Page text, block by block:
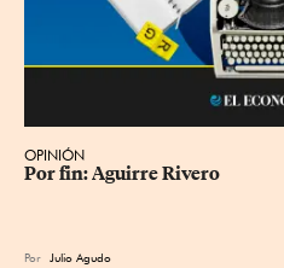
OPINIÓN
Por fin: Aguirre Rivero
Por Julio Agudo